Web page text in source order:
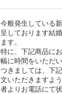
今般発生している
呈しております結
ます。
特に、下記商品に
幅に時間をいただ
つきましては、下
文いただきますよ
者よりお電話にて